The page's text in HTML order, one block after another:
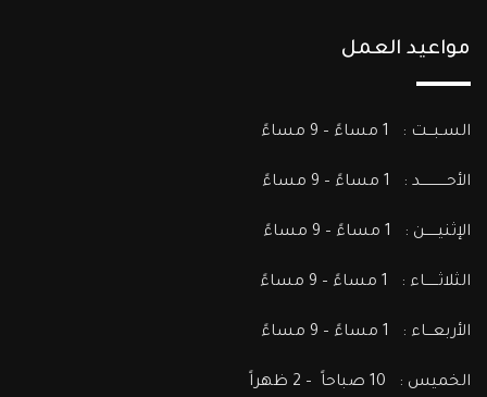
مواعيد العمل
السـبـــت : 1 مساءً – 9 مساءً
الأحــــــــــــد : 1 مساءً – 9 مساءً
الإثنيــــــن : 1 مساءً – 9 مساءً
الثلاثــــــاء : 1 مساءً – 9 مساءً
الأربعـــاء : 1 مساءً – 9 مساءً
الخميس : 10 صباحاً – 2 ظهراً